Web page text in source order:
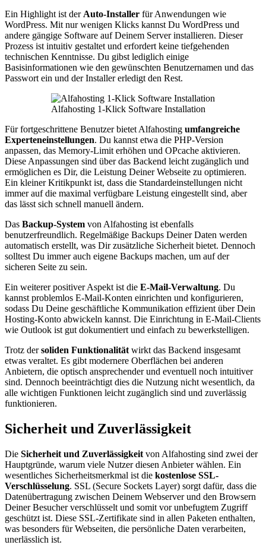
Ein Highlight ist der Auto-Installer für Anwendungen wie
WordPress. Mit nur wenigen Klicks kannst Du WordPress und
andere gängige Software auf Deinem Server installieren. Dieser
Prozess ist intuitiv gestaltet und erfordert keine tiefgehenden
technischen Kenntnisse. Du gibst lediglich einige
Basisinformationen wie den gewünschten Benutzernamen und das
Passwort ein und der Installer erledigt den Rest.
Alfahosting 1-Klick Software Installation
Für fortgeschrittene Benutzer bietet Alfahosting umfangreiche
Experteneinstellungen. Du kannst etwa die PHP-Version
anpassen, das Memory-Limit erhöhen und OPcache aktivieren.
Diese Anpassungen sind über das Backend leicht zugänglich und
ermöglichen es Dir, die Leistung Deiner Webseite zu optimieren.
Ein kleiner Kritikpunkt ist, dass die Standardeinstellungen nicht
immer auf die maximal verfügbare Leistung eingestellt sind, aber
das lässt sich schnell manuell ändern.
Das Backup-System von Alfahosting ist ebenfalls
benutzerfreundlich. Regelmäßige Backups Deiner Daten werden
automatisch erstellt, was Dir zusätzliche Sicherheit bietet. Dennoch
solltest Du immer auch eigene Backups machen, um auf der
sicheren Seite zu sein.
Ein weiterer positiver Aspekt ist die E-Mail-Verwaltung. Du
kannst problemlos E-Mail-Konten einrichten und konfigurieren,
sodass Du Deine geschäftliche Kommunikation effizient über Dein
Hosting-Konto abwickeln kannst. Die Einrichtung in E-Mail-Clients
wie Outlook ist gut dokumentiert und einfach zu bewerkstelligen.
Trotz dersoliden Funktionalität wirkt das Backend insgesamt
etwas veraltet. Es gibt modernere Oberflächen bei anderen
Anbietern, die optisch ansprechender und eventuell noch intuitiver
sind. Dennoch beeinträchtigt dies die Nutzung nicht wesentlich, da
alle wichtigen Funktionen leicht zugänglich sind und zuverlässig
funktionieren.
Sicherheit und Zuverlässigkeit
Die Sicherheit und Zuverlässigkeit von Alfahosting sind zwei der
Hauptgründe, warum viele Nutzer diesen Anbieter wählen. Ein
wesentliches Sicherheitsmerkmal ist die kostenlose SSL-
Verschlüsselung. SSL (Secure Sockets Layer) sorgt dafür, dass die
Datenübertragung zwischen Deinem Webserver und den Browsern
Deiner Besucher verschlüsselt und somit vor unbefugtem Zugriff
geschützt ist. Diese SSL-Zertifikate sind in allen Paketen enthalten,
was besonders für Webseiten, die persönliche Daten verarbeiten,
unerlässlich ist.